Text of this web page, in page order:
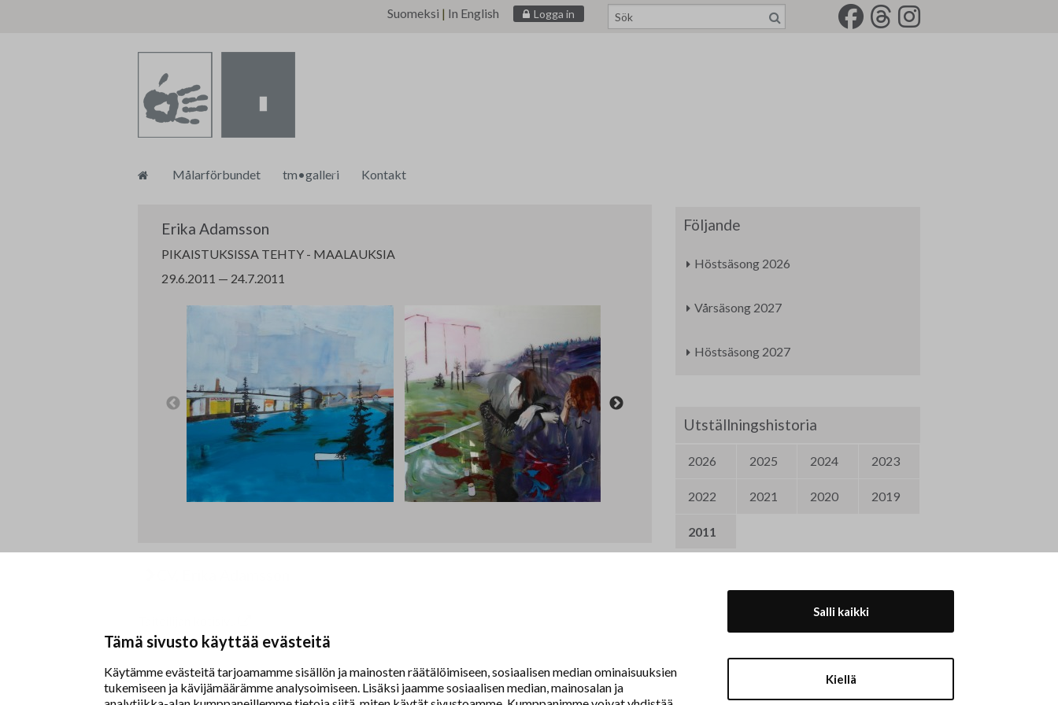
Tämä sivusto käyttää evästeitä
Käytämme evästeitä tarjoamamme sisällön ja mainosten räätälöimiseen, sosiaalisen median ominaisuuksien
tukemiseen ja kävijämäärämme analysoimiseen. Lisäksi jaamme sosiaalisen median, mainosalan ja
Salli kaikki
Kiellä
Suomeksi | In English Logga in
Målarförbundet tm•galleri Kontakt
Erika Adamsson
PIKAISTUKSISSA TEHTY - MAALAUKSIA
29.6.2011 — 24.7.2011
Följande
Höstsäsong 2026
Vårsäsong 2027
Höstsäsong 2027
Utställningshistoria
2026 2025 2024 2023
2022 2021 2020 2019
2011
Taidemaalariliitto – Målarförbundet